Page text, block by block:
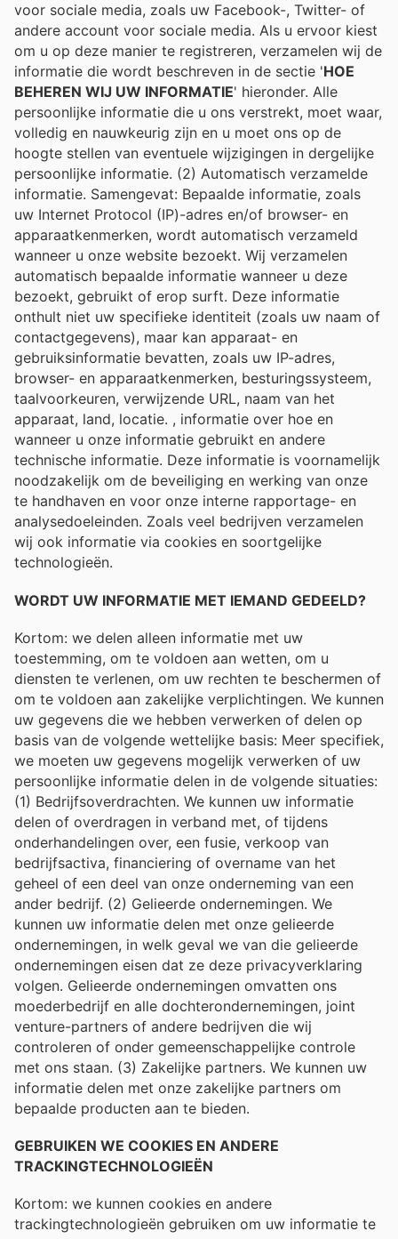
voor sociale media, zoals uw Facebook-, Twitter- of
andere account voor sociale media. Als u ervoor kiest
om u op deze manier te registreren, verzamelen wij de
informatie die wordt beschreven in de sectie 'HOE
BEHEREN WIJ UW INFORMATIE' hieronder. Alle
persoonlijke informatie die u ons verstrekt, moet waar,
volledig en nauwkeurig zijn en u moet ons op de
hoogte stellen van eventuele wijzigingen in dergelijke
persoonlijke informatie. (2) Automatisch verzamelde
informatie. Samengevat: Bepaalde informatie, zoals
uw Internet Protocol (IP)-adres en/of browser- en
apparaatkenmerken, wordt automatisch verzameld
wanneer u onze website bezoekt. Wij verzamelen
automatisch bepaalde informatie wanneer u deze
bezoekt, gebruikt of erop surft. Deze informatie
onthult niet uw specifieke identiteit (zoals uw naam of
contactgegevens), maar kan apparaat- en
gebruiksinformatie bevatten, zoals uw IP-adres,
browser- en apparaatkenmerken, besturingssysteem,
taalvoorkeuren, verwijzende URL, naam van het
apparaat, land, locatie. , informatie over hoe en
wanneer u onze informatie gebruikt en andere
technische informatie. Deze informatie is voornamelijk
noodzakelijk om de beveiliging en werking van onze
te handhaven en voor onze interne rapportage- en
analysedoeleinden. Zoals veel bedrijven verzamelen
wij ook informatie via cookies en soortgelijke
technologieën.
WORDT UW INFORMATIE MET IEMAND GEDEELD?
Kortom: we delen alleen informatie met uw
toestemming, om te voldoen aan wetten, om u
diensten te verlenen, om uw rechten te beschermen of
om te voldoen aan zakelijke verplichtingen. We kunnen
uw gegevens die we hebben verwerken of delen op
basis van de volgende wettelijke basis: Meer specifiek,
we moeten uw gegevens mogelijk verwerken of uw
persoonlijke informatie delen in de volgende situaties:
(1) Bedrijfsoverdrachten. We kunnen uw informatie
delen of overdragen in verband met, of tijdens
onderhandelingen over, een fusie, verkoop van
bedrijfsactiva, financiering of overname van het
geheel of een deel van onze onderneming van een
ander bedrijf. (2) Gelieerde ondernemingen. We
kunnen uw informatie delen met onze gelieerde
ondernemingen, in welk geval we van die gelieerde
ondernemingen eisen dat ze deze privacyverklaring
volgen. Gelieerde ondernemingen omvatten ons
moederbedrijf en alle dochterondernemingen, joint
venture-partners of andere bedrijven die wij
controleren of onder gemeenschappelijke controle
met ons staan. (3) Zakelijke partners. We kunnen uw
informatie delen met onze zakelijke partners om
bepaalde producten aan te bieden.
GEBRUIKEN WE COOKIES EN ANDERE
TRACKINGTECHNOLOGIEËN
Kortom: we kunnen cookies en andere
trackingtechnologieën gebruiken om uw informatie te